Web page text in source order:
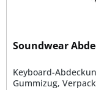
Soundwear
Keyboard-
Gummizug,